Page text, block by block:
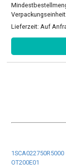
Lieferzeit:Auf
1SCA022750R5000
OT200E01